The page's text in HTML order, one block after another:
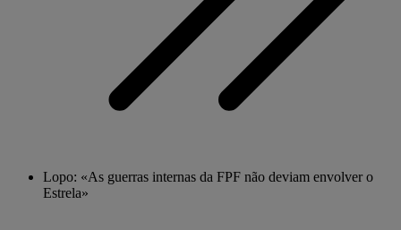
Lopo: «As guerras internas da FPF não deviam envolver o
Estrela»